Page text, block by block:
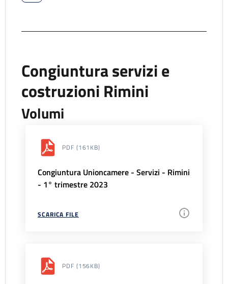
Congiuntura servizi e
costruzioni Rimini
Volumi
PDF (161KB)
Congiuntura Unioncamere - Servizi - Rimini
- 1° trimestre 2023
SCARICA FILE
PDF (156KB)